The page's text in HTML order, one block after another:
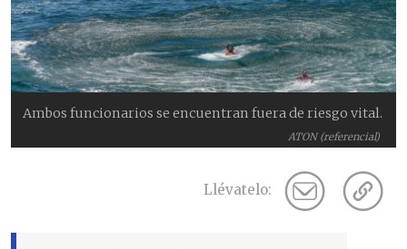
ATON (referencial)
Ambos funcionarios se encuentran fuera de riesgo vital.
Llévatelo: